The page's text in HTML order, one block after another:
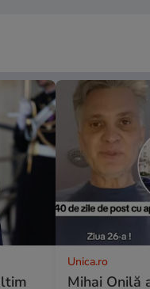
Unica.ro
Mihai Onilă